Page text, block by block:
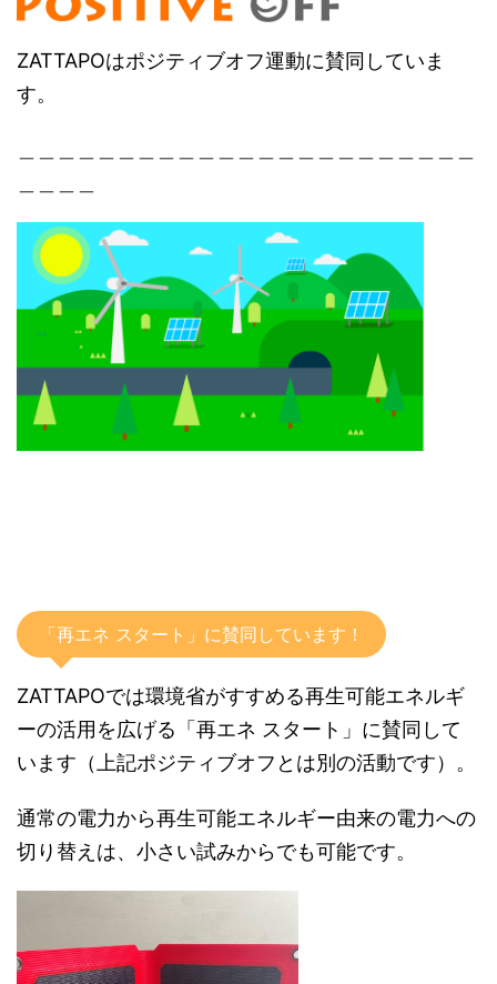
ZATTAPOはポジティブオフ運動に賛同していま
す。
「再エネ スタート」に賛同しています！
ZATTAPOでは環境省がすすめる再生可能エネルギ
ーの活用を広げる「再エネ スタート」に賛同して
います（上記ポジティブオフとは別の活動です）。
通常の電力から再生可能エネルギー由来の電力への
切り替えは、小さい試みからでも可能です。